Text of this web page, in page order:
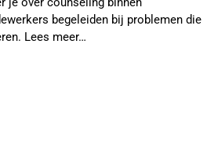
begeleiden bij problemen die
Lees meer…